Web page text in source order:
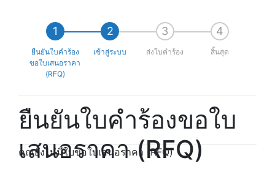
ยืนยันใบคำร้อง
ขอใบเสนอราคา
(RFQ)
เข้าสู่ระบบ ส่งใบคำร้อง สิ้นสุด
ยืนยันใบคำร้องขอใบ
เสนอราคา (RFQ)
คุณยังไม่มีใบขอใบเสนอราคา (RFQ)